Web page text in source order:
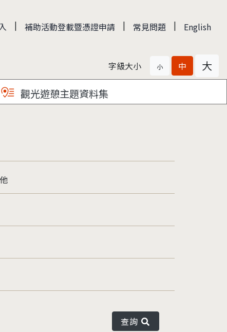
| 補助活動登載暨憑證申請 | 常見問題 | English
字級大小 小 中 大
觀光遊憩主題資料集
查詢